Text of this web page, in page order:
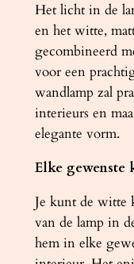
Het licht in de
en het witte,
gecombineerd
voor een
wandlamp zal
interieurs en
elegante vorm.
Elke gewenste
Je kunt de witte
van de lamp in
hem in elke